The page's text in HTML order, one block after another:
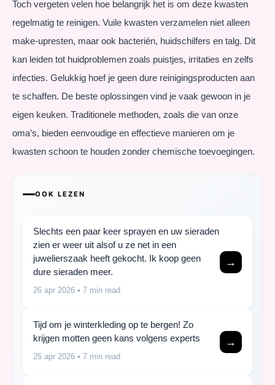
Toch vergeten velen hoe belangrijk het is om deze kwasten
regelmatig te reinigen. Vuile kwasten verzamelen niet alleen
make-upresten, maar ook bacteriën, huidschilfers en talg. Dit
kan leiden tot huidproblemen zoals puistjes, irritaties en zelfs
infecties. Gelukkig hoef je geen dure reinigingsproducten aan
te schaffen. De beste oplossingen vind je vaak gewoon in je
eigen keuken. Traditionele methoden, zoals die van onze
oma’s, bieden eenvoudige en effectieve manieren om je
kwasten schoon te houden zonder chemische toevoegingen.
OOK LEZEN
Slechts een paar keer sprayen en uw sieraden
zien er weer uit alsof u ze net in een
juwelierszaak heeft gekocht. Ik koop geen
dure sieraden meer.
26 apr 2026 • 7 min read
→
Tijd om je winterkleding op te bergen! Zo
krijgen motten geen kans volgens experts
25 apr 2026 • 7 min read
→